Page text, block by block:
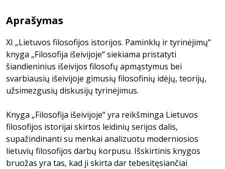
Aprašymas
XI „Lietuvos filosofijos istorijos. Paminklų ir tyrinėjimų“
knyga „Filosofija išeivijoje“ siekiama pristatyti
šiandieninius išeivijos filosofų apmąstymus bei
svarbiausių išeivijoje gimusių filosofinių idėjų, teorijų,
užsimezgusių diskusijų tyrinėjimus.
Knyga „Filosofija išeivijoje“ yra reikšminga Lietuvos
filosofijos istorijai skirtos leidinių serijos dalis,
supažindinanti su menkai analizuotu moderniosios
lietuvių filosofijos darbų korpusu. Išskirtinis knygos
bruožas yra tas, kad ji skirta dar tebesitęsiančiai